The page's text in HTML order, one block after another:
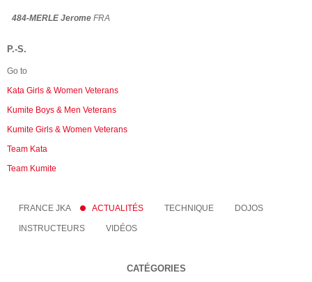
484-MERLE Jerome FRA
P.-S.
Go to
Kata Girls & Women Veterans
Kumite Boys & Men Veterans
Kumite Girls & Women Veterans
Team Kata
Team Kumite
FRANCE JKA ACTUALITÉS TECHNIQUE DOJOS
INSTRUCTEURS VIDÉOS
CATÉGORIES